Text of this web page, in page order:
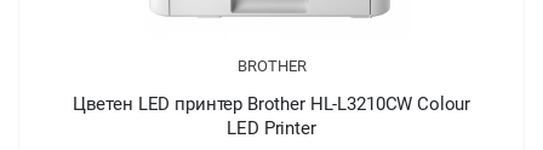
BROTHER
Цветен LED принтер Brother HL-L3210CW Colour
LED Printer